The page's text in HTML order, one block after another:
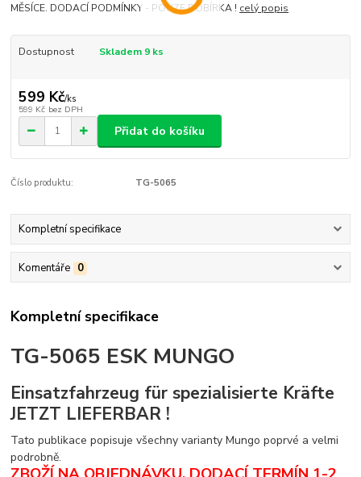
MĚSÍCE. DODACÍ PODMÍNKY - POUZE DOBÍRKA ! celý popis
Dostupnost Skladem 9 ks
599 Kč/ks
599 Kč bez DPH
Přidat do košíku
Číslo produktu: TG-5065
Kompletní specifikace
Komentáře 0
Kompletní specifikace
TG-5065 ESK MUNGO
Einsatzfahrzeug für spezialisierte Kräfte
JETZT LIEFERBAR !
Tato publikace popisuje všechny varianty Mungo poprvé a velmi
podrobně.